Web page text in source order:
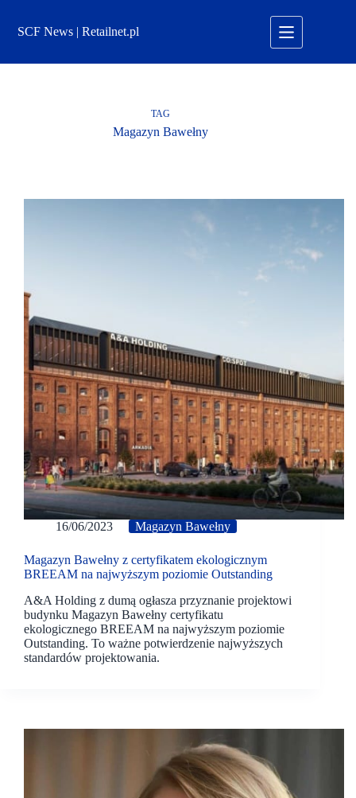
treściSCF News | Retailnet.pl
TAG
Magazyn Bawełny
16/06/2023 Magazyn Bawełny
Magazyn Bawełny z certyfikatem ekologicznym
BREEAM na najwyższym poziomie Outstanding
A&A Holding z dumą ogłasza przyznanie projektowi
budynku Magazyn Bawełny certyfikatu
ekologicznego BREEAM na najwyższym poziomie
Outstanding. To ważne potwierdzenie najwyższych
standardów projektowania.